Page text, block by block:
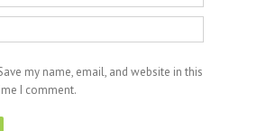
my name, email, and website in this
I comment.